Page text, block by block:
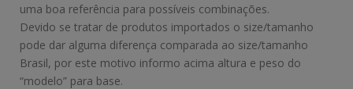
uma boa referência para possíveis combinações.
Devido se tratar de produtos importados o size/tamanho
pode dar alguma diferença comparada ao size/tamanho
Brasil, por este motivo informo acima altura e peso do
“modelo” para base.